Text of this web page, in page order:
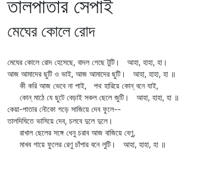
তালপাতার সেপাই
মেঘের কোলে রোদ
মেঘের কোলে রোদ হেসেছে, বাদল গেছে টুটি। আহা, হাহা, হা।
আজ আমাদের ছুটি ও ভাই, আজ আমাদের ছুটি। আহা, হাহা, হা ॥
কী করি আজ ভেবে না পাই, পথ হারিয়ে কোন্‌ বনে যাই,
কোন্‌ মাঠে যে ছুটে বেড়াই সকল ছেলে জুটি। আহা, হাহা, হা ॥
কেয়া-পাতার নৌকো গড়ে সাজিয়ে দেব ফুলে--
তালদিঘিতে ভাসিয়ে দেব, চলবে দুলে দুলে।
রাখাল ছেলের সঙ্গে ধেনু চরাব আজ বাজিয়ে বেণু,
মাখব গায়ে ফুলের রেণু চাঁপার বনে লুটি। আহা, হাহা, হা ॥